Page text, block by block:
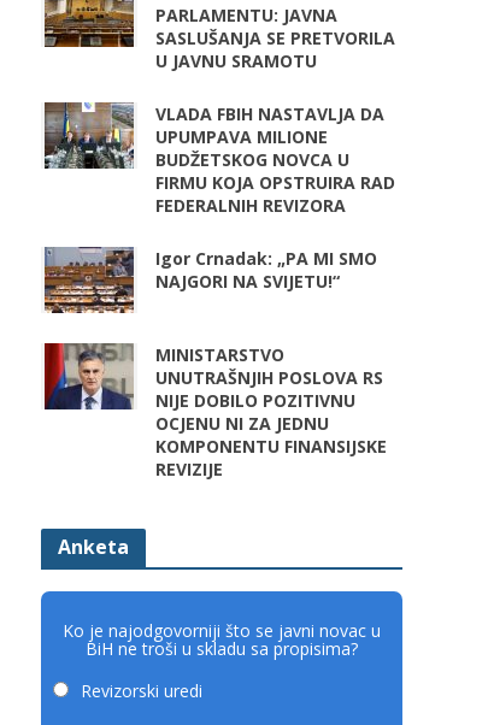
PARLAMENTU: JAVNA
SASLUŠANJA SE PRETVORILA
U JAVNU SRAMOTU
VLADA FBIH NASTAVLJA DA
UPUMPAVA MILIONE
BUDŽETSKOG NOVCA U
FIRMU KOJA OPSTRUIRA RAD
FEDERALNIH REVIZORA
Igor Crnadak: „PA MI SMO
NAJGORI NA SVIJETU!“
MINISTARSTVO
UNUTRAŠNJIH POSLOVA RS
NIJE DOBILO POZITIVNU
OCJENU NI ZA JEDNU
KOMPONENTU FINANSIJSKE
REVIZIJE
Anketa
Ko je najodgovorniji što se javni novac u
BiH ne troši u skladu sa propisima?
Revizorski uredi